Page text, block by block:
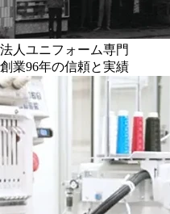
法人ユニフォーム専門
創業96年の信頼と実績